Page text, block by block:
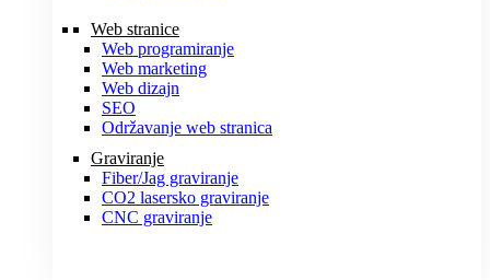
Web stranice
Web programiranje
Web marketing
Web dizajn
SEO
Održavanje web stranica
Graviranje
Fiber/Jag graviranje
CO2 lasersko graviranje
CNC graviranje